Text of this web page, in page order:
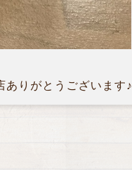
りがとうございます♪